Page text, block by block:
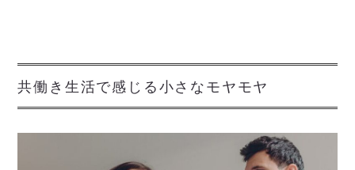
共働き生活で感じる小さなモヤモヤ